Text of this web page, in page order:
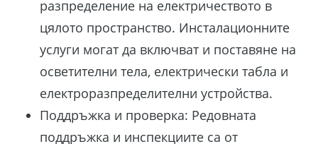
разпределение на електричеството в
цялото пространство. Инсталационните
услуги могат да включват и поставяне на
осветителни тела, електрически табла и
електроразпределителни устройства.
Поддръжка и проверка: Редовната
поддръжка и инспекциите са от